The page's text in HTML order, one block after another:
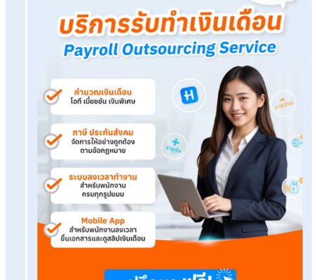
และมีประสิทธิภาพ
Tags:
เบิกเงินสดย่อย เงินสดย่อย
เรื่องที่คุณอาจสนใจ
ให้การคิดค่าคอมเป็นเรื่องง่าย ด้วยบริการจ้างทำเงิ